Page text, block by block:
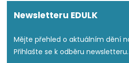
Newsletteru EDULK
Mějte přehled o aktuálním dění na
Přihlašte se k odběru newsletteru.